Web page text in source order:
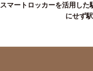
スマートロッカーを活用し
にせず